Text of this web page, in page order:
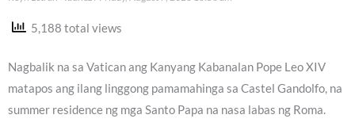
5,188 total views
Nagbalik na sa Vatican ang Kanyang Kabanalan Pope Leo XIV
matapos ang ilang linggong pamamahinga sa Castel Gandolfo, na
summer residence ng mga Santo Papa na nasa labas ng Roma.